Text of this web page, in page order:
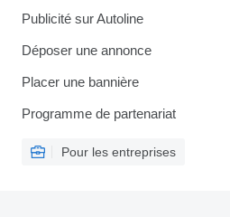
Publicité sur Autoline
Déposer une annonce
Placer une bannière
Programme de partenariat
Pour les entreprises